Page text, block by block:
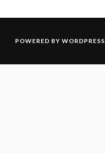
POWERED BY WORDPRESS